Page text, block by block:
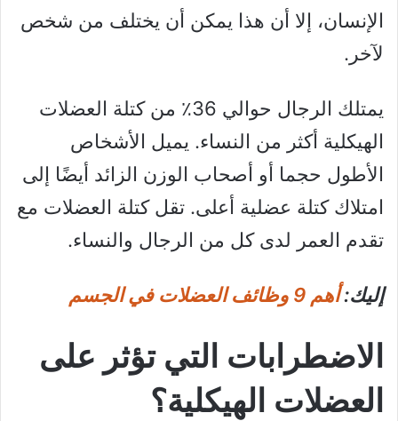
الإنسان، إلا أن هذا يمكن أن يختلف من شخص
لآخر.
يمتلك الرجال حوالي 36٪ من كتلة العضلات
الهيكلية أكثر من النساء. يميل الأشخاص
الأطول حجما أو أصحاب الوزن الزائد أيضًا إلى
امتلاك كتلة عضلية أعلى. تقل كتلة العضلات مع
تقدم العمر لدى كل من الرجال والنساء.
إليك:أهم 9 وظائف العضلات في الجسم
الاضطرابات التي تؤثر على
العضلات الهيكلية؟